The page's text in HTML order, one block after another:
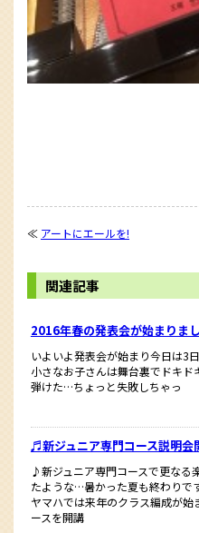
≪ アートにエールを!
関連記事
2016年春の発表会が始まりまし
いよいよ発表会が始まり今日は3
小さなお子さんは舞台裏でドキ
弾けた…ちょっと失敗しちゃっ
♬新ジュニア専門コース説明
♪新ジュニア専門コースで更な
たような…暑かった夏も終わりで
ヤマハでは来年のクラス編成が始
ースを開講